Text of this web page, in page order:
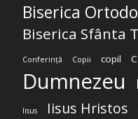
Biserica
Biserica Sfânta
Conferință Copii copil
Dumnezeu
Iisus Iisus Hristos